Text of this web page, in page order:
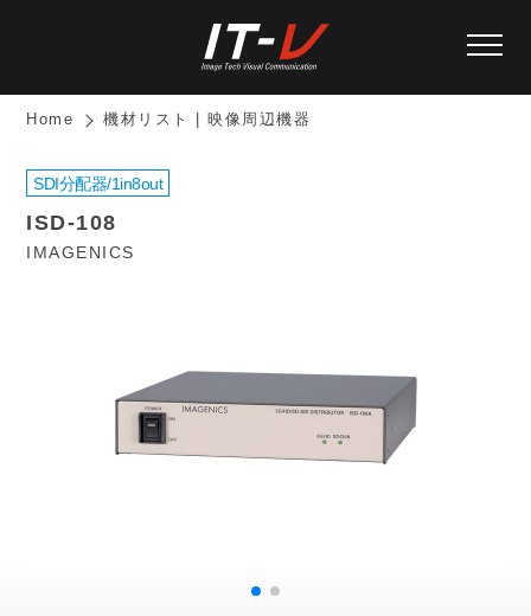
Home 機材リスト | 映像周辺機器
SDI分配器/1in8out
ISD-108
IMAGENICS